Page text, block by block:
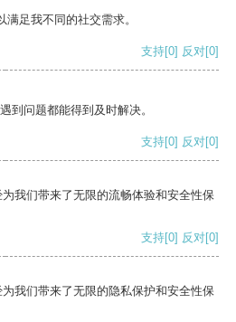
足我不同的社交需求。
支持[0] 反对[0]
到问题都能得到及时解决。
支持[0] 反对[0]
我们带来了无限的流畅体验和安全性保
支持[0] 反对[0]
我们带来了无限的隐私保护和安全性保